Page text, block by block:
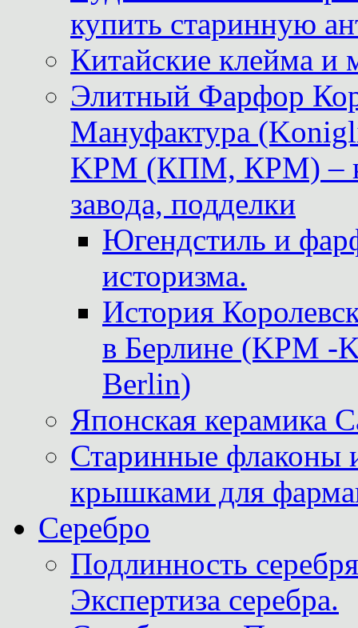
купить старинную
Китайские клейма и
Элитный Фарфор
Мануфактура
KPM (КПМ, КРМ) –
завода, подделки
Югендстиль и
историзма.
История
в Берлине (KPM -
Berlin)
Японская керамика
Старинные флаконы
крышками для
Серебро
Подлинность
Экспертиза серебра.